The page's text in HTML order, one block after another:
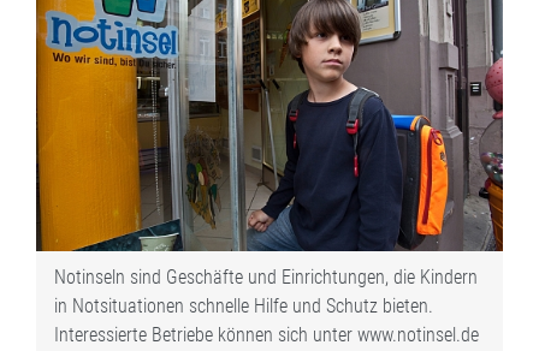
Notinseln sind Geschäfte und Einrichtungen, die Kindern
in Notsituationen schnelle Hilfe und Schutz bieten.
Interessierte Betriebe können sich unter www.notinsel.de